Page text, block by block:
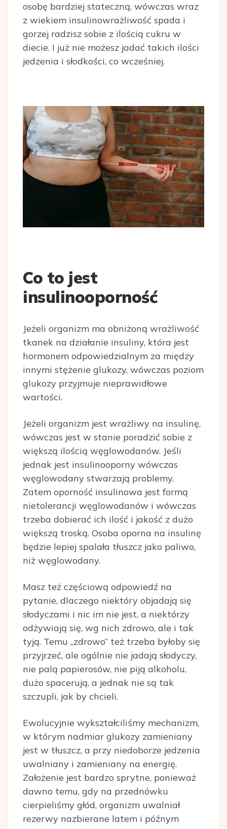
osobę bardziej stateczną, wówczas wraz
z wiekiem insulinowrażliwość spada i
gorzej radzisz sobie z ilością cukru w
diecie. I już nie możesz jadać takich ilości
jedzenia i słodkości, co wcześniej.
Co to jest
insulinooporność
Jeżeli organizm ma obniżoną wrażliwość
tkanek na działanie insuliny, która jest
hormonem odpowiedzialnym za między
innymi stężenie glukozy, wówczas poziom
glukozy przyjmuje nieprawidłowe
wartości.
Jeżeli organizm jest wrażliwy na insulinę,
wówczas jest w stanie poradzić sobie z
większą ilością węglowodanów. Jeśli
jednak jest insulinooporny wówczas
węglowodany stwarzają problemy.
Zatem oporność insulinowa jest formą
nietolerancji węglowodanów i wówczas
trzeba dobierać ich ilość i jakość z dużo
większą troską. Osoba oporna na insulinę
będzie lepiej spalała tłuszcz jako paliwo,
niż węglowodany.
Masz też częściową odpowiedź na
pytanie, dlaczego niektóry objadają się
słodyczami i nic im nie jest, a niektórzy
odżywiają się, wg nich zdrowo, ale i tak
tyją. Temu „zdrowo” też trzeba byłoby się
przyjrzeć, ale ogólnie nie jadają słodyczy,
nie palą papierosów, nie piją alkoholu,
dużo spacerują, a jednak nie są tak
szczupli, jak by chcieli.
Ewolucyjnie wykształciliśmy mechanizm,
w którym nadmiar glukozy zamieniany
jest w tłuszcz, a przy niedoborze jedzenia
uwalniany i zamieniany na energię.
Założenie jest bardzo sprytne, ponieważ
dawno temu, gdy na przednówku
cierpieliśmy głód, organizm uwalniał
rezerwy nazbierane latem i późnym